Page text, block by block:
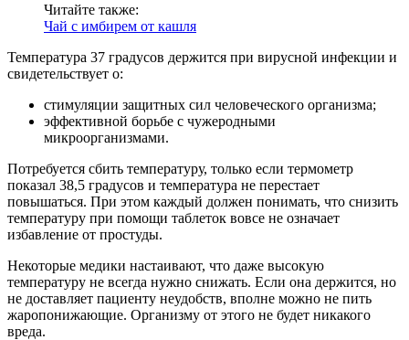
Читайте также:
Чай с имбирем от кашля
Температура 37 градусов держится при вирусной инфекции и
свидетельствует о:
стимуляции защитных сил человеческого организма;
эффективной борьбе с чужеродными
микроорганизмами.
Потребуется сбить температуру, только если термометр
показал 38,5 градусов и температура не перестает
повышаться. При этом каждый должен понимать, что снизить
температуру при помощи таблеток вовсе не означает
избавление от простуды.
Некоторые медики настаивают, что даже высокую
температуру не всегда нужно снижать. Если она держится, но
не доставляет пациенту неудобств, вполне можно не пить
жаропонижающие. Организму от этого не будет никакого
вреда.